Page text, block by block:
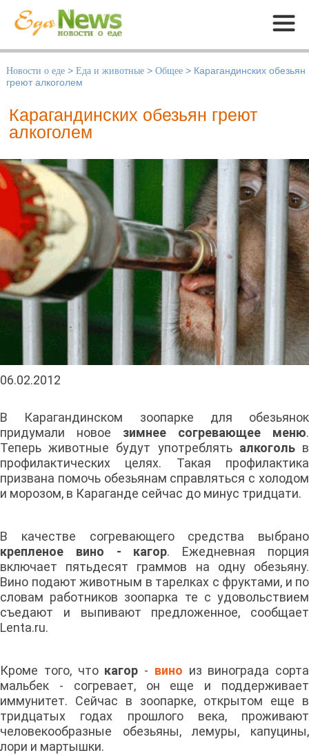
Меню
Новости о еде > Еда и животные > Общее > Карагандинских обезьян
греют алкоголем
Карагандинских обезьян греют
алкоголем
06.02.2012
В Карагандинском зоопарке для обезьянок
придумали новое зимнее согревающее меню.
Теперь животные будут употреблять алкогольв
профилактических целях. Такая профилактика
призвана помочь обезьянам справляться с холодом
и морозом, в Караганде сейчас до минус тридцати.
В качестве согревающего средства выбрано
крепленое вино - кагор. Ежедневная порция
включает пятьдесят граммов на одну обезьяну.
Вино подают животным в тарелках с фруктами, и по
словам работников зоопарка те с удовольствием
съедают и выпивают предложенное, сообщает
Lenta.ru.
Кроме того, что кагор - вино из винограда сорта
мальбек - согревает, он еще и поддерживает
иммунитет. Сейчас в зоопарке, открытом еще в
тридцатых годах прошлого века, проживают
человекообразные обезьяны, лемуры, капуцины,
лори и мартышки.